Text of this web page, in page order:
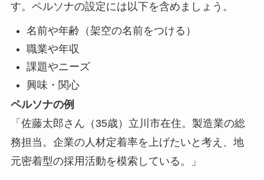
す。ペルソナの設定には以下を含めましょう。
名前や年齢（架空の名前をつける）
職業や年収
課題やニーズ
興味・関心
ペルソナの例
「佐藤太郎さん（35歳）立川市在住。製造業の総
務担当。企業の人材定着率を上げたいと考え、地
元密着型の採用活動を模索している。」